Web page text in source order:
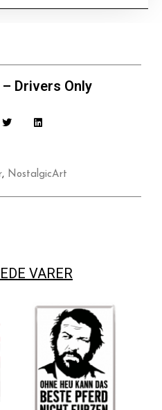
Drivers Only
, NostalgicArt
VARER